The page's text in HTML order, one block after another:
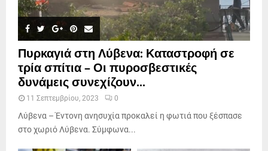
Πυρκαγιά στη Λύβενα: Καταστροφή σε
τρία σπίτια – Οι πυροσβεστικές
δυνάμεις συνεχίζουν...
11 Σεπτεμβρίου, 2023 0
Λύβενα – Έντονη ανησυχία προκαλεί η φωτιά που ξέσπασε
στο χωριό Λύβενα. Σύμφωνα...